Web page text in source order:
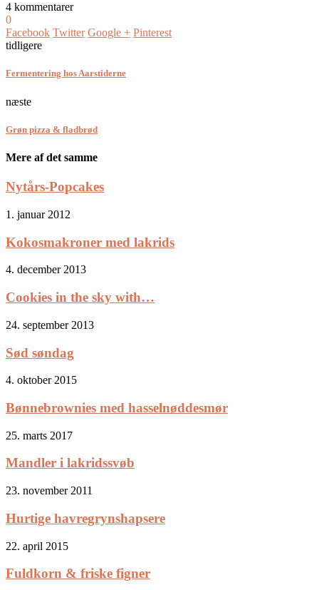
4 kommentarer
0
Facebook Twitter Google + Pinterest
tidligere
Fermentering hos Aarstiderne
næste
Grøn pizza & fladbrød
Mere af det samme
Nytårs-Popcakes
1. januar 2012
Kokosmakroner med lakrids
4. december 2013
Cookies in the sky with…
24. september 2013
Sød søndag
4. oktober 2015
Bønnebrownies med hasselnøddesmør
25. marts 2017
Mandler i lakridssvøb
23. november 2011
Hurtige havregrynshapsere
22. april 2015
Fuldkorn & friske figner